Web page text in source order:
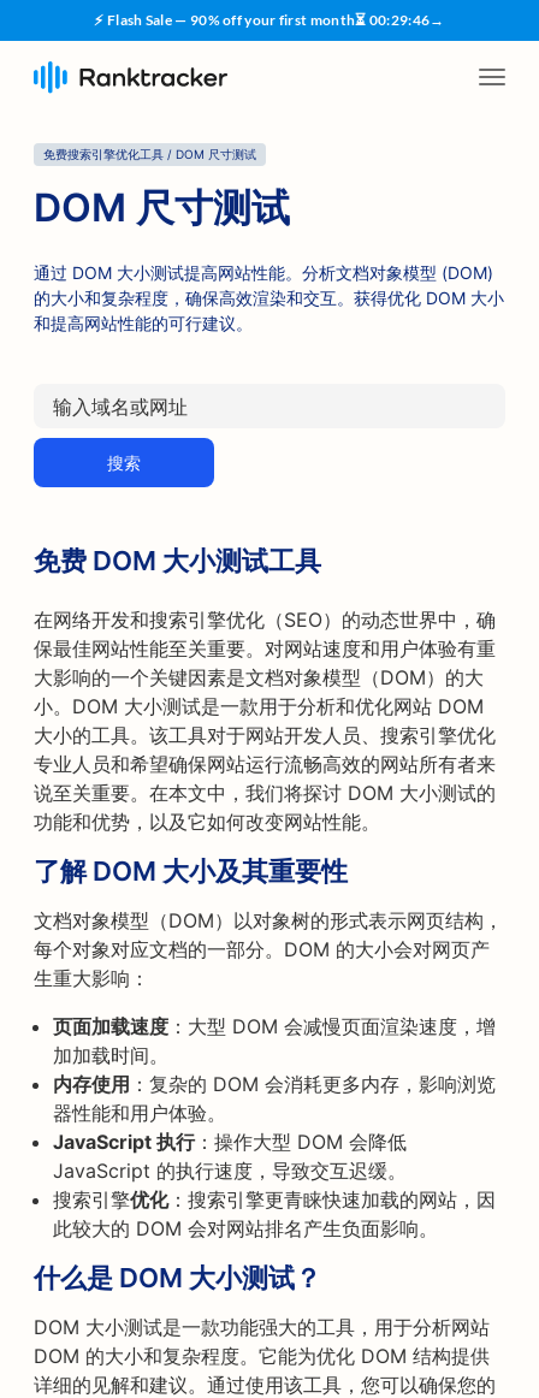
⚡ Flash Sale — 90% off your first month⏳ 00:29:45→
免费搜索引擎优化工具 / DOM 尺寸测试
DOM 尺寸测试
通过 DOM 大小测试提高网站性能。分析文档对象模型 (DOM)
的大小和复杂程度，确保高效渲染和交互。获得优化 DOM 大小
和提高网站性能的可行建议。
搜索
免费 DOM 大小测试工具
在网络开发和搜索引擎优化（SEO）的动态世界中，确
保最佳网站性能至关重要。对网站速度和用户体验有重
大影响的一个关键因素是文档对象模型（DOM）的大
小。DOM 大小测试是一款用于分析和优化网站 DOM
大小的工具。该工具对于网站开发人员、搜索引擎优化
专业人员和希望确保网站运行流畅高效的网站所有者来
说至关重要。在本文中，我们将探讨 DOM 大小测试的
功能和优势，以及它如何改变网站性能。
了解 DOM 大小及其重要性
文档对象模型（DOM）以对象树的形式表示网页结构，
每个对象对应文档的一部分。DOM 的大小会对网页产
生重大影响：
页面加载速度 ：大型 DOM 会减慢页面渲染速度，增
加加载时间。
内存使用 ：复杂的 DOM 会消耗更多内存，影响浏览
器性能和用户体验。
JavaScript 执行：操作大型 DOM 会降低
JavaScript 的执行速度，导致交互迟缓。
搜索引擎优化：搜索引擎更青睐快速加载的网站，因
此较大的 DOM 会对网站排名产生负面影响。
什么是 DOM 大小测试？
DOM 大小测试是一款功能强大的工具，用于分析网站
DOM 的大小和复杂程度。它能为优化 DOM 结构提供
详细的见解和建议。通过使用该工具，您可以确保您的